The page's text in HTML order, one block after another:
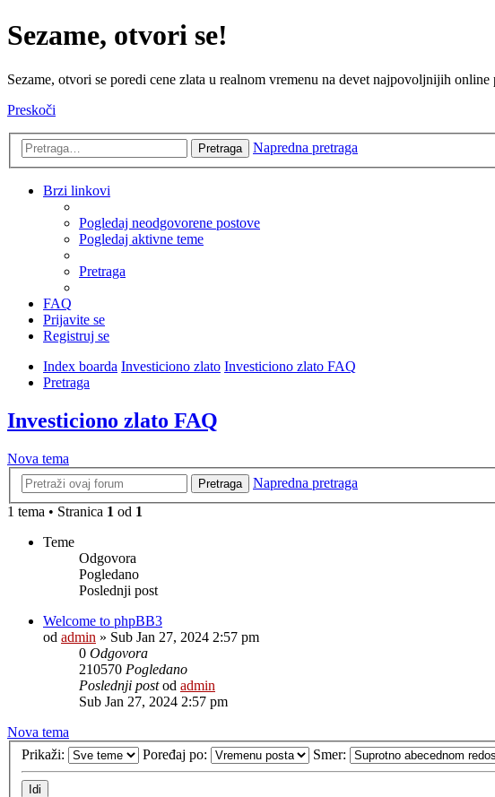
Sezame, otvori se!
Sezame, otvori se poredi cene zlata u realnom vremenu na devet najpovoljnijih
Preskoči
Pretraga Napredna pretraga
Brzi linkovi
Pogledaj neodgovorene postove
Pogledaj aktivne teme
Pretraga
FAQ
Prijavite se
Registruj se
Index boarda Investiciono zlato Investiciono zlato FAQ
Pretraga
Investiciono zlato FAQ
Nova tema
Pretraga
Napredna pretraga
1 tema • Stranica 1 od 1
Teme
Odgovora
Pogledano
Poslednji post
Welcome to phpBB3
od admin » Sub Jan 27, 2024 2:57 pm
0 Odgovora
210570 Pogledano
Poslednji postod admin
Sub Jan 27, 2024 2:57 pm
Nova tema
Prikaži:
Poređaj po: Smer: